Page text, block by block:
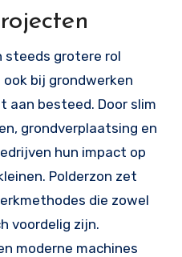
steeds grotere rol
bij grondwerken
aan besteed. Door slim
grondverplaatsing en
hun impact op
Polderzon zet
die zowel
voordelig zijn.
moderne machines